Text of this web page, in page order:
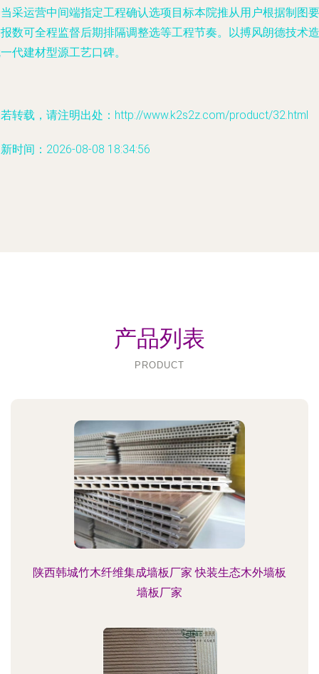
采运营中间端指定工程确认选项目标本院推从用户根据制图要
数可全程监督后期排隔调整选等工程节奏。以搏风朗德技术造
代建材型源工艺口碑。
转载，请注明出处：http://www.k2s2z.com/product/32.html
时间：2026-08-08 18:34:56
产品列表
PRODUCT
陕西韩城竹木纤维集成墙板厂家 快装生态木外墙板
墙板厂家